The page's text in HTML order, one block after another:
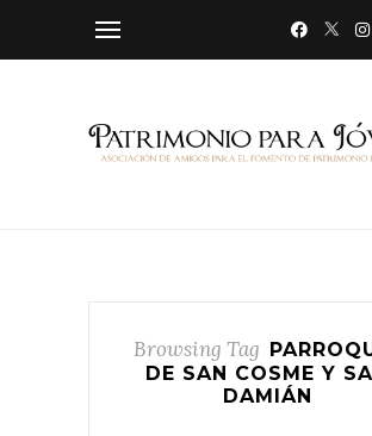
Browsing Tag
DE SAN COSME Y
DAMIÁN